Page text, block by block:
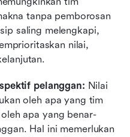
tanpa pemborosan
saling melengkapi,
nilai,
pelanggan: Nilai
oleh apa yang tim
apa yang benar-
Hal ini memerlukan